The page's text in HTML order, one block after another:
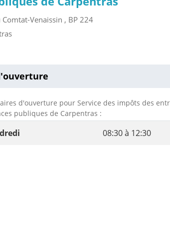
Venaissin , BP 224
d'ouverture pour Service des impôts des
publiques de Carpentras :
08:30 à 12:30